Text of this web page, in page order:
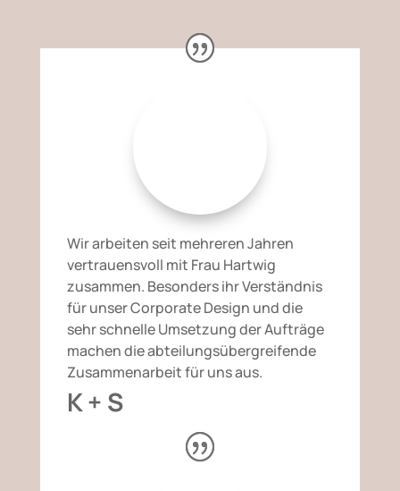
Wir arbeiten seit mehreren Jahren
vertrauensvoll mit Frau Hartwig
zusammen. Besonders ihr Verständnis
für unser Corporate Design und die
sehr schnelle Umsetzung der Aufträge
machen die abteilungsübergreifende
Zusammenarbeit für uns aus.
K + S